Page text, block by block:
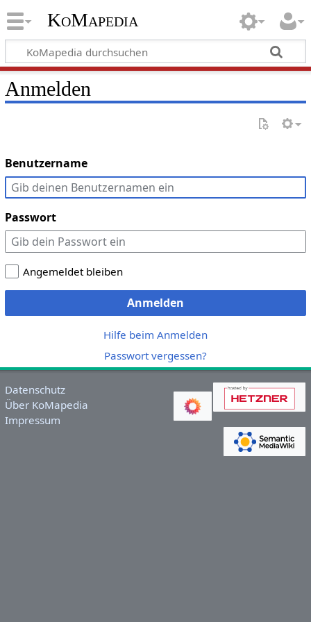
KoMapedia
Anmelden
Benutzername
Passwort
Angemeldet bleiben
Anmelden
Hilfe beim Anmelden
Passwort vergessen?
Datenschutz
Über KoMapedia
Impressum